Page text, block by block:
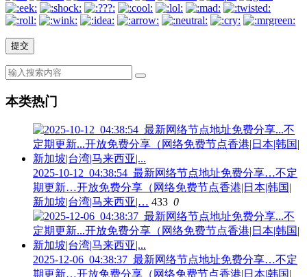
本类热门
2025-10-12_04:38:54_最新网络节点地址免费分享…不定
期更新…开放免费分享（网络免费节点香港|日本|韩国|
新加坡|台湾|马来西亚|… 433 0
2025-12-06_04:38:37_最新网络节点地址免费分享…不定
期更新…开放免费分享（网络免费节点香港|日本|韩国|